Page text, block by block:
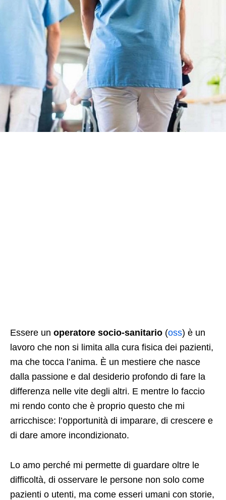
Essere un operatore socio-sanitario (oss) è un
lavoro che non si limita alla cura fisica dei pazienti,
ma che tocca l’anima. È un mestiere che nasce
dalla passione e dal desiderio profondo di fare la
differenza nelle vite degli altri. E mentre lo faccio
mi rendo conto che è proprio questo che mi
arricchisce: l’opportunità di imparare, di crescere e
di dare amore incondizionato.
Lo amo perché mi permette di guardare oltre le
difficoltà, di osservare le persone non solo come
pazienti o utenti, ma come esseri umani con storie,